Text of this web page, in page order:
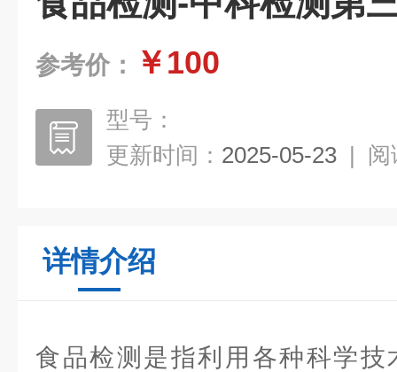
参考价： ￥100
型号：
更新时间： 2025-05-23 | 阅
详情介绍
食品检测是指利用各种科学技